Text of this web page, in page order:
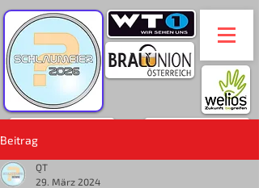
Beitrag
QT
29. März 2024